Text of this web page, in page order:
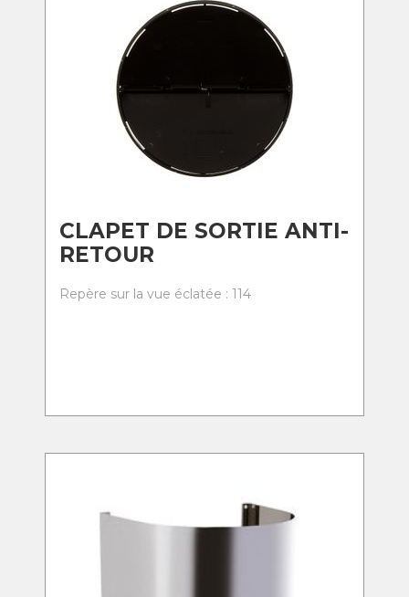
CLAPET DE SORTIE ANTI-
RETOUR
Repère sur la vue éclatée : 114